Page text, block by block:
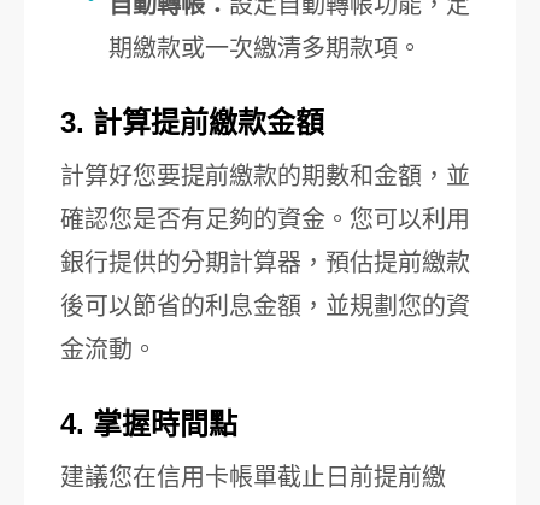
期繳款或一次繳清多期款項。
3. 計算提前繳款金額
計算好您要提前繳款的期數和金額，並
確認您是否有足夠的資金。您可以利用
銀行提供的分期計算器，預估提前繳款
後可以節省的利息金額，並規劃您的資
金流動。
4. 掌握時間點
建議您在信用卡帳單截止日前提前繳